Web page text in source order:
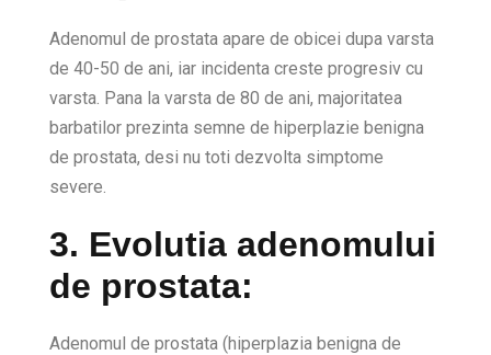
Adenomul de prostata apare de obicei dupa varsta
de 40-50 de ani, iar incidenta creste progresiv cu
varsta. Pana la varsta de 80 de ani, majoritatea
barbatilor prezinta semne de hiperplazie benigna
de prostata, desi nu toti dezvolta simptome
severe.
3. Evolutia adenomului
de prostata:
Adenomul de prostata (hiperplazia benigna de